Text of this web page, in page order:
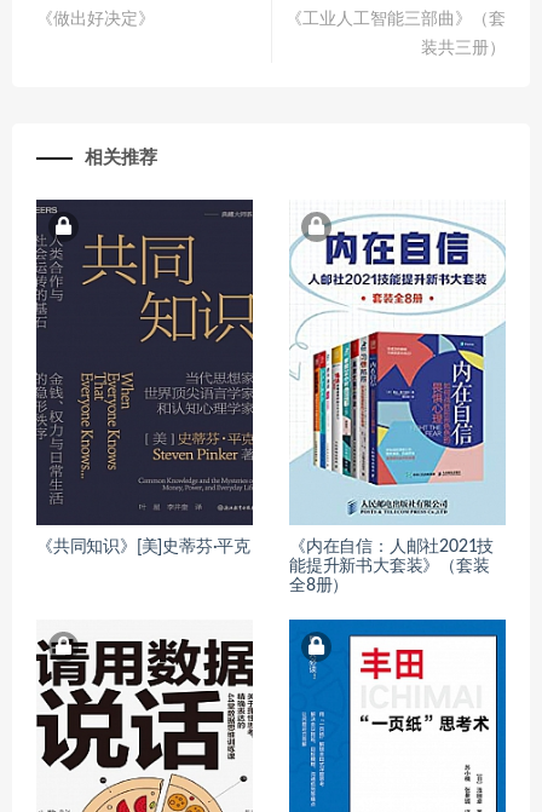
《做出好决定》
《工业人工智能三部曲》（套
装共三册）
相关推荐
《共同知识》[美]史蒂芬·平克
《内在自信：人邮社2021技
能提升新书大套装》（套装
全8册）